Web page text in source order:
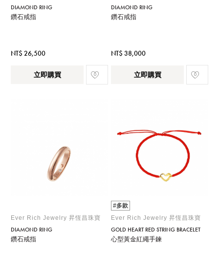
DIAMOND RING
鑽石戒指
NT$ 26,500
立即購買
DIAMOND RING
鑽石戒指
NT$ 38,000
立即購買
Ever Rich Jewelry 昇恆昌珠寶
DIAMOND RING
鑽石戒指
#多款
Ever Rich Jewelry 昇恆昌珠寶
GOLD HEART RED STRING BRACELET
心型黃金紅繩手鍊